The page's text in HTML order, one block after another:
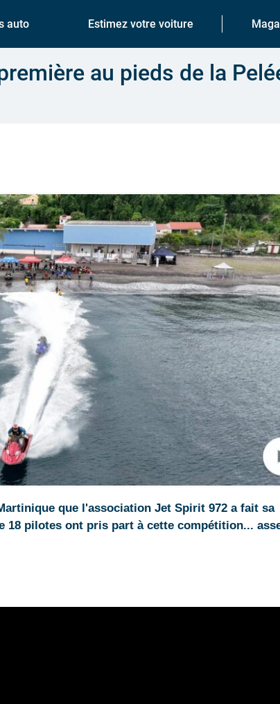
auto Estimez votre voiture
au pieds de la
que l'association Jet Spirit 972 a fait sa
18 pilotes ont pris part à cette compétition...